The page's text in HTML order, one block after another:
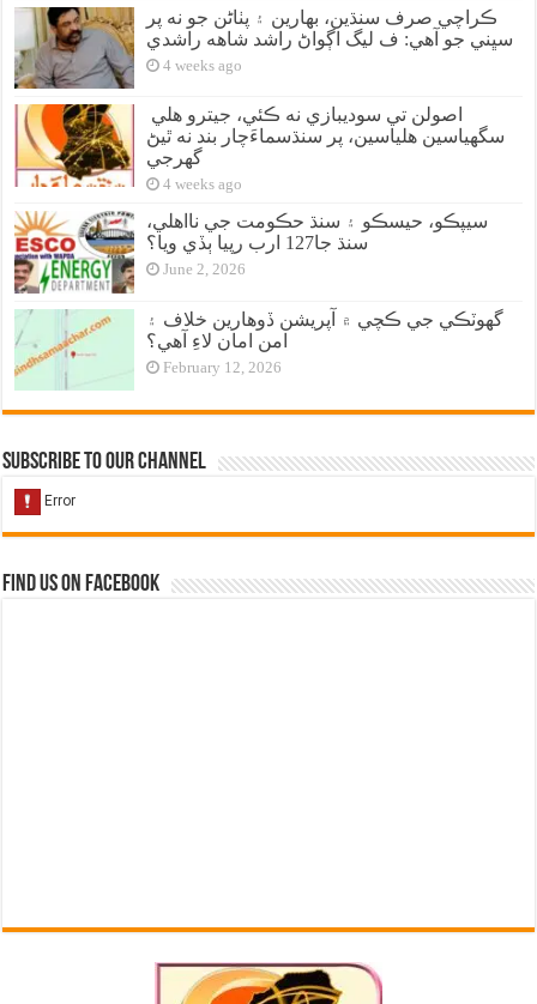
ڪراچي صرف سنڌين، بهارين ۽ پٺاڻن جو نه پر
سڀني جو آهي: ف ليگ اڳواڻ راشد شاهه راشدي
4 weeks ago
سگهياسين هلياسين، پر سنڌسماءَچار بند نه ٿيڻ
گهرجي
4 weeks ago
سيپڪو، حيسڪو ۽ سنڌ حڪومت جي نااهلي،
سنڌ جا127 ارب رپيا ٻڏي ويا؟
June 2, 2026
گهوٽڪي جي ڪچي ۾ آپريشن ڏوهارين خلاف ۽
امن امان لاءِ آهي؟
February 12, 2026
Subscribe to our Channel
Find us on Facebook